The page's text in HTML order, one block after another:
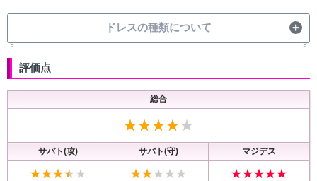
ドレスの種類について
準限定・・・プレミア/デモンズ以外のガチャに追加される
限定・・・・復刻がない限り属性ガチャを除く今後のガチャには追加されない
報酬・・・・イベントクエストでのみ入手できる
デモンズ・・それぞれのデモンズガチャでのみ入手できる
評価点
総合
サバト(攻) サバト(守) マジデス